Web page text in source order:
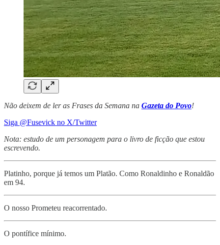
Não deixem de ler as Frases da Semana na Gazeta do Povo!
Siga @Fusevick no X/Twitter
Nota: estudo de um personagem para o livro de ficção que estou
escrevendo.
Platinho, porque já temos um Platão. Como Ronaldinho e Ronaldão
em 94.
O nosso Prometeu reacorrentado.
O pontífice mínimo.